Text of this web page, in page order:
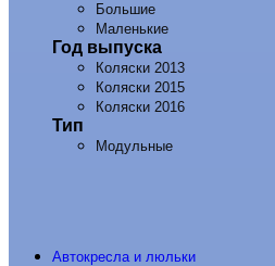
Большие
Маленькие
Год выпуска
Коляски 2013
Коляски 2015
Коляски 2016
Тип
Модульные
Автокресла и люльки